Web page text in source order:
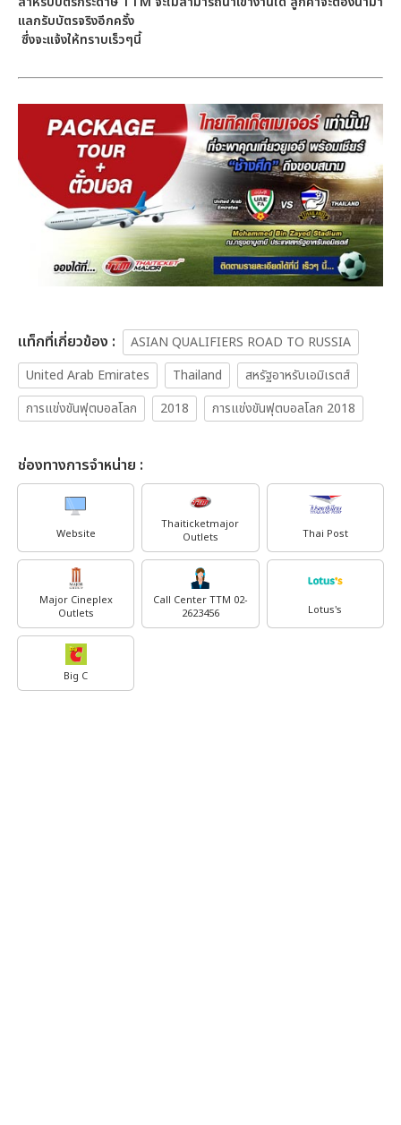
แลกรับบัตรจริงอีกครั้ง
ซึ่งจะแจ้งให้ทราบเร็วๆนี้
เเท็กที่เกี่ยวข้อง :
ASIAN QUALIFIERS ROAD TO RUSSIA
United Arab Emirates
Thailand
สหรัฐอาหรับเอมิเรตส์
การแข่งขันฟุตบอลโลก
2018 การแข่งขันฟุตบอลโลก 2018
ช่องทางการจำหน่าย :
Website
Thaiticketmajor
Outlets
Thai Post
Major Cineplex
Outlets
Call Center TTM 02-
2623456
Lotus's
Big C